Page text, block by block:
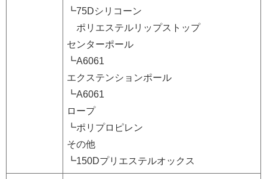
┗75Dシリコーン
ポリエステルリップストップ
センターポール
┗A6061
エクステンションポール
┗A6061
ロープ
┗ポリプロピレン
その他
┗150Dプリエステルオックス